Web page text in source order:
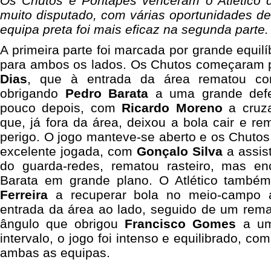
muito disputado, com várias oportunidades
equipa preta foi mais eficaz na segunda parte.
A primeira parte foi marcada por grande
para ambos os lados. Os Chutos
Dias, que à entrada da área rematou
obrigando Pedro Barata a uma grande
pouco depois, com Ricardo Moreno a
que, já fora da área, deixou a bola cair e
perigo. O jogo manteve-se aberto e os
excelente jogada, com Gonçalo Silva a
do guarda-redes, rematou rasteiro, mas
Barata em grande plano. O Atlético
Ferreira a recuperar bola no meio-campo
entrada da área ao lado, seguido de um
ângulo que obrigou Francisco Gomes a
intervalo, o jogo foi intenso e equilibrado,
ambas as equipas.